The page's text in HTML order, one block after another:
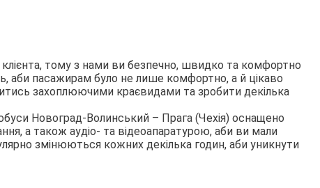
тому з нами ви безпечно, швидко та комфортно
аби пасажирам було не лише комфортно, а й цікаво
захоплюючими краєвидами та зробити декілька
Новоград-Волинський – Прага (Чехія) оснащено
а також аудіо- та відеоапаратурою, аби ви мали
змінюються кожних декілька годин, аби уникнути